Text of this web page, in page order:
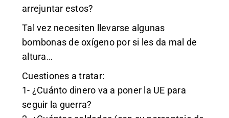
arrejuntar estos?
Tal vez necesiten llevarse algunas
bombonas de oxígeno por si les da mal de
altura…
Cuestiones a tratar:
1- ¿Cuánto dinero va a poner la UE para
seguir la guerra?